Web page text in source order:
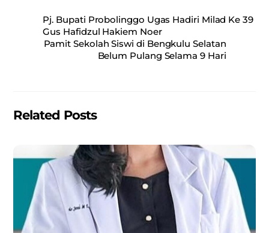
c
e
b
k
ai
l
at
s
A
ar
e
Pj. Bupati Probolinggo Ugas Hadiri Milad Ke 39
Gus Hafidzul Hakiem Noer
Pamit Sekolah Siswi di Bengkulu Selatan
Belum Pulang Selama 9 Hari
Related Posts